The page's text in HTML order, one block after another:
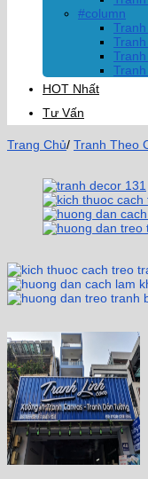
#column
HOT Nhất
Tư Vấn
Trang Chủ/ Tranh Theo